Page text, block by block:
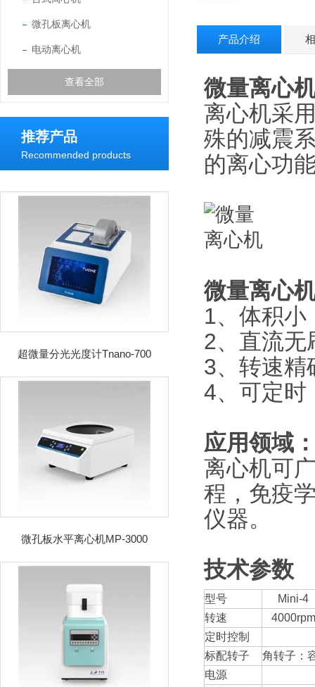
微孔板离心机
电动离心机
查看全部
推荐产品
Recommended products
超微量分光光度计Tnano-700
微孔板水平离心机MP-3000
产品介绍
微量离心
离心机采
殊的减震
的离心功
微量离心
1、体积小
2、直流无
3、转速精
4、可定时
应用领域
离心机可
程，免疫
仪器。
技术参数
型号
Mini-4
转速
4000rpm
定时控制
标配转子
角转子：
电源